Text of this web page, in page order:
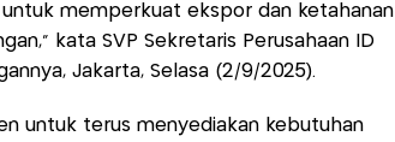
memperkuat ekspor dan ketahanan
kata SVP Sekretaris Perusahaan ID
Jakarta, Selasa (2/9/2025).
untuk terus menyediakan kebutuhan